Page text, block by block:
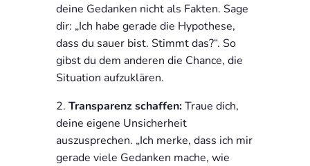
deine Gedanken nicht als Fakten. Sage
dir: „Ich habe gerade die Hypothese,
dass du sauer bist. Stimmt das?“. So
gibst du dem anderen die Chance, die
Situation aufzuklären.
Transparenz schaffen:Traue dich,
deine eigene Unsicherheit
auszusprechen. „Ich merke, dass ich mir
gerade viele Gedanken mache, wie